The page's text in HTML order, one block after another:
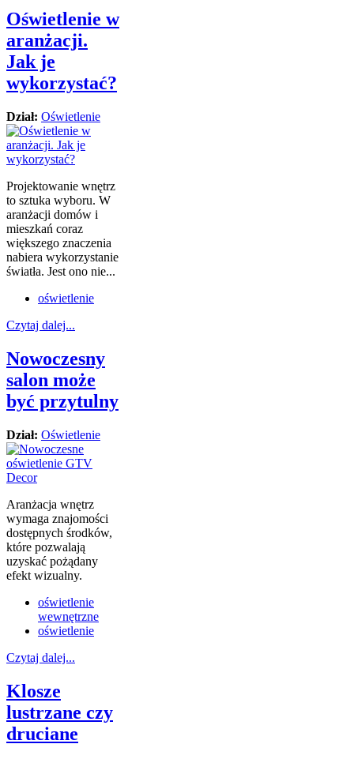
Oświetlenie w
aranżacji.
Jak je
wykorzystać?
Dział: Oświetlenie
Projektowanie wnętrz
to sztuka wyboru. W
aranżacji domów i
mieszkań coraz
większego znaczenia
nabiera wykorzystanie
światła. Jest ono nie...
oświetlenie
Czytaj dalej...
Nowoczesny
salon może
być przytulny
Dział: Oświetlenie
Aranżacja wnętrz
wymaga znajomości
dostępnych środków,
które pozwalają
uzyskać pożądany
efekt wizualny.
oświetlenie
wewnętrzne
oświetlenie
Czytaj dalej...
Klosze
lustrzane czy
druciane